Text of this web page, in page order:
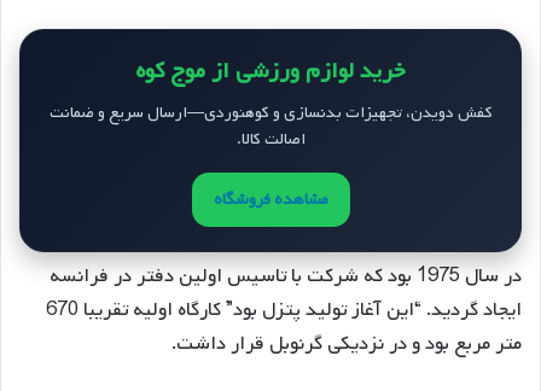
خرید لوازم ورزشی از موج کوه
کفش دویدن، تجهیزات بدنسازی و کوهنوردی—ارسال سریع و ضمانت
اصالت کالا.
مشاهده فروشگاه
در سال 1975 بود که شرکت با تاسیس اولین دفتر در فرانسه
ایجاد گردید. “این آغاز تولید پتزل بود” کارگاه اولیه تقریبا 670
متر مربع بود و در نزدیکی گرنوبل قرار داشت.